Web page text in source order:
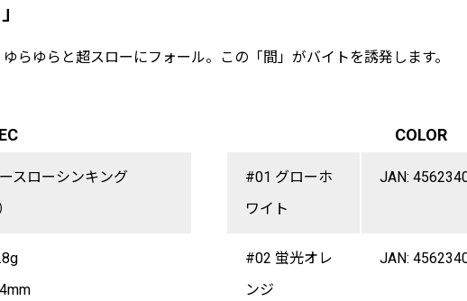
らゆらと超スローにフォール。この「間」がバイトを誘発します。
スローシンキング
COLOR
#01 グローホ
ワイト
JAN:
#02 蛍光オレ
ンジ
JAN: